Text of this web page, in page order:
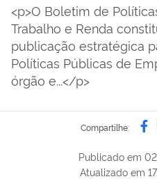
<p>O Boletim de
Trabalho e Renda
publicação estratégica
Políticas Públicas de
órgão e...</p>
Compartilhe:
Publicado em
Atualizado em